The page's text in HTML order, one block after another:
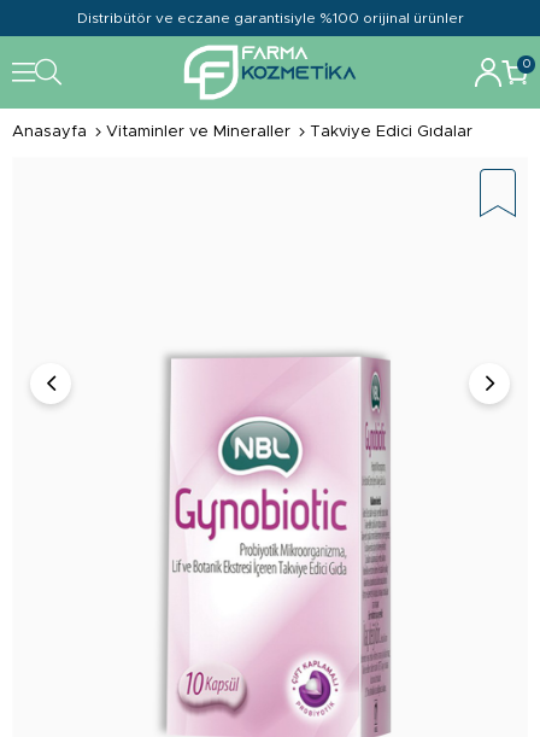
Distribütör ve eczane garantisiyle %100 orijinal ürünler
0
Anasayfa Vitaminler ve Mineraller Takviye Edici Gıdalar